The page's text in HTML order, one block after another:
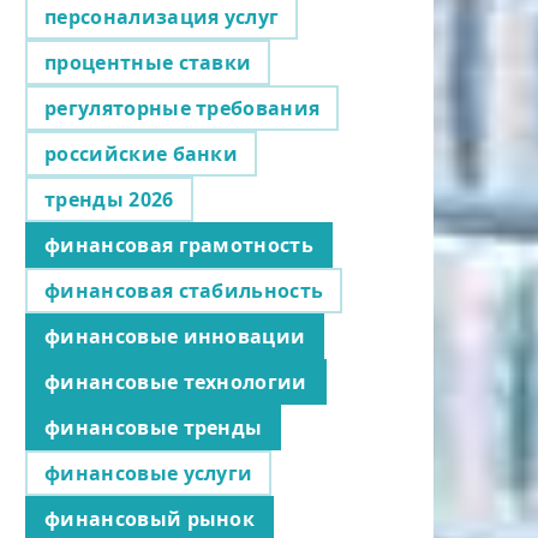
персонализация услуг
процентные ставки
регуляторные требования
российские банки
тренды 2026
финансовая грамотность
финансовая стабильность
финансовые инновации
финансовые технологии
финансовые тренды
финансовые услуги
финансовый рынок